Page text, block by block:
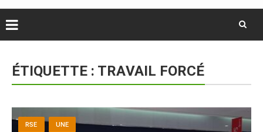
contentÉTIQUETTE : TRAVAIL FORCÉ
RSE UNE